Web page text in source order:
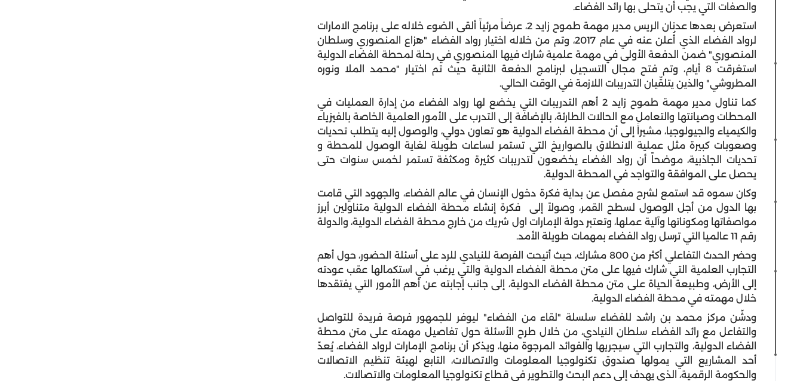
والصفات التي يجب أن يتحلى بها رائد الفضاء.
استعرض بعدها عدنان الريس مدير مهمة طموح زايد 2، عرضاً مرئياً ألقى الضوء خلاله على برنامج الامارات
لرواد الفضاء الذي أُعلن عنه في عام 2017، وتم من خلاله اختيار رواد الفضاء "هزاع المنصوري وسلطان
المنصوري" ضمن الدفعة الأولى في مهمة علمية شارك فيها المنصوري في رحلة لمحطة الفضاء الدولية
استغرقت 8 أيام، وتم فتح مجال التسجيل لبرنامج الدفعة الثانية حيث تم اختيار "محمد الملا ونوره
المطروشي" والذين يتلقّيان التدريبات اللازمة في الوقت الحالي.
كما تناول مدير مهمة طموح زايد 2 أهم التدريبات التي يخضع لها رواد الفضاء من إدارة العمليات في
المحطات وصيانتها والتعامل مع الحالات الطارئة، بالإضافة إلى التدرب على الأمور العلمية الخاصة بالفيزياء
والكيمياء والجيولوجيا، مشيراً إلى أن محطة الفضاء الدولية هو تعاون دولي، والوصول إليه يتطلب تحديات
وصعوبات كبيرة مثل عملية الانطلاق بالصواريخ التي تستمر لساعات طويلة لغاية الوصول للمحطة و
تحديات الجاذبية، موضحاً أن رواد الفضاء يخضعون لتدريبات كثيرة ومكثفة تستمر لخمس سنوات حتى
يحصل على الموافقة والتواجد في المحطة الدولية.
وكان سموه قد استمع لشرح مفصل عن بداية فكرة دخول الإنسان في عالم الفضاء، والجهود التي قامت
بها الدول من أجل الوصول لسطح القمر، وصولاً إلى فكرة إنشاء محطة الفضاء الدولية متناولين أبرز
مواصفاتها ومكوناتها وآلية عملها، وتعتبر دولة الإمارات اول شريك من خارج محطة الفضاء الدولية، والدولة
رقم 11 عالميا التي ترسل رواد الفضاء بمهمات طويلة الأمد.
وحضر الحدث التفاعلي أكثر من 800 مشارك، حيث أتيحت الفرصة للنيادي للرد على أسئلة الحضور، حول أهم
التجارب العلمية التي شارك فيها على متن محطة الفضاء الدولية والتي يرغب في استكمالها عقب عودته
إلى الأرض، وطبيعة الحياة على متن محطة الفضاء الدولية، إلى جانب إجابته عن أهم الأمور التي يفتقدها
خلال مهمته في محطة الفضاء الدولية.
ودشّن مركز محمد بن راشد للفضاء سلسلة "لقاء من الفضاء" ليوفر للجمهور فرصة فريدة للتواصل
والتفاعل مع رائد الفضاء سلطان النيادي، من خلال طرح الأسئلة حول تفاصيل مهمته على متن محطة
الفضاء الدولية، والتجارب التي سيجريها والفوائد المرجوة منها، ويذكر أن برنامج الإمارات لرواد الفضاء، يُعدّ
أحد المشاريع التي يمولها صندوق تكنولوجيا المعلومات والاتصالات، التابع لهيئة تنظيم الاتصالات
والحكومة الرقمية، الذي يهدف إلى دعم البحث والتطوير في قطاع تكنولوجيا المعلومات والاتصالات.